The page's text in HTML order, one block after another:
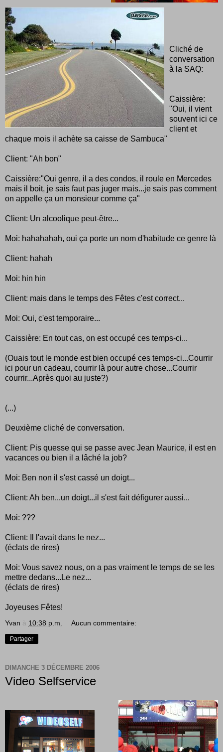
Cliché de
conversation
à la SAQ:
Caissière:
"Oui, il vient
souvent ici ce
client et
chaque mois il achète sa caisse de Sambuca"
Client: "Ah bon"
Caissière:"Oui genre, il a des condos, il roule en Mercedes
mais il boit, je sais faut pas juger mais...je sais pas comment
on appelle ça un monsieur comme ça"
Client: Un alcoolique peut-être...
Moi: hahahahah, oui ça porte un nom d'habitude ce genre là
Client: hahah
Moi: hin hin
Client: mais dans le temps des Fêtes c'est correct...
Moi: Oui, c'est temporaire...
Caissière: En tout cas, on est occupé ces temps-ci...
(Ouais tout le monde est bien occupé ces temps-ci...Courrir
ici pour un cadeau, courrir là pour autre chose...Courrir
courrir...Après quoi au juste?)
(...)
Deuxième cliché de conversation.
Client: Pis quesse qui se passe avec Jean Maurice, il est en
vacances ou bien il a lâché la job?
Moi: Ben non il s'est cassé un doigt...
Client: Ah ben...un doigt...il s'est fait défigurer aussi...
Moi: ???
Client: Il l'avait dans le nez...
(éclats de rires)
Moi: Vous savez nous, on a pas vraiment le temps de se les
mettre dedans...Le nez...
(éclats de rires)
Joyeuses Fêtes!
Yvan à 10:38 p.m. Aucun commentaire:
Partager
DIMANCHE 3 DÉCEMBRE 2006
Video Selfservice